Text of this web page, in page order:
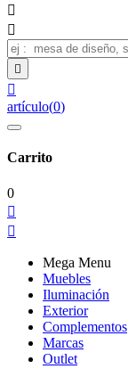




artículo(0)
Carrito
0


Mega Menu
Muebles
Iluminación
Exterior
Complementos
Marcas
Outlet